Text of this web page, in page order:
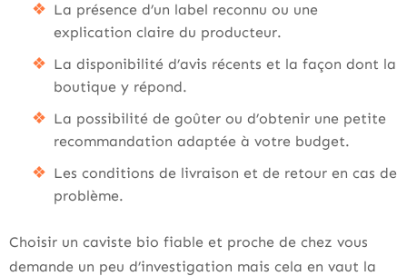
La présence d’un label reconnu ou une
explication claire du producteur.
La disponibilité d’avis récents et la façon dont la
boutique y répond.
La possibilité de goûter ou d’obtenir une petite
recommandation adaptée à votre budget.
Les conditions de livraison et de retour en cas de
problème.
Choisir un caviste bio fiable et proche de chez vous
demande un peu d’investigation mais cela en vaut la